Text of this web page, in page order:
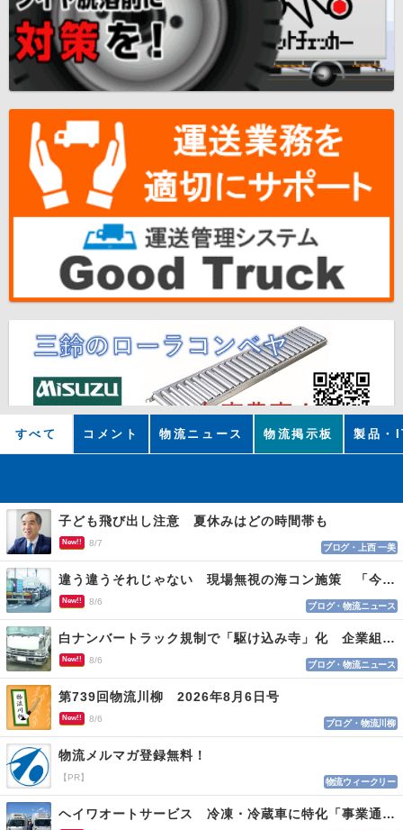
すべて コメント 物流ニュース 物流掲示板 製品・
子ども飛び出し注意 夏休みはどの時間帯も
New!! 8/7 ブログ・上西 一美
違う違うそれじゃない 現場無視の海コン施策 「今でも平均２～３時間は待つ」
New!! 8/6 ブログ・物流ニュース
白ナンバートラック規制で「駆け込み寺」化 企業組合が入会基準を見直しへ
New!! 8/6 ブログ・物流ニュース
第739回物流川柳 2026年8月6日号
New!! 8/6 ブログ・物流川柳
物流メルマガ登録無料！
【PR】 物流ウィークリー
ヘイワオートサービス 冷凍・冷蔵車に特化「事業通じ貢献目指す」